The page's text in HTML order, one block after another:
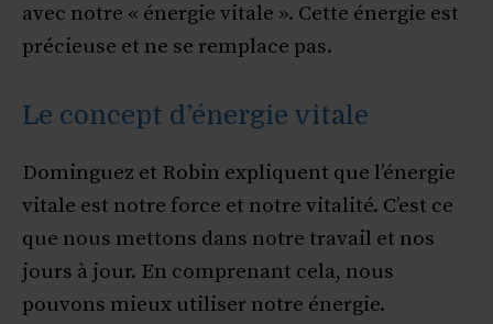
avec notre « énergie vitale ». Cette énergie est
précieuse et ne se remplace pas.
Le concept d’énergie vitale
Dominguez et Robin expliquent que l’énergie
vitale est notre force et notre vitalité. C’est ce
que nous mettons dans notre travail et nos
jours à jour. En comprenant cela, nous
pouvons mieux utiliser notre énergie.